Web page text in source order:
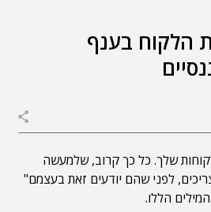
הלקוח בענף
שלך. כל כך קרוב, שלמעשה
לפני שהם יודעים זאת בעצמם"
הללו.